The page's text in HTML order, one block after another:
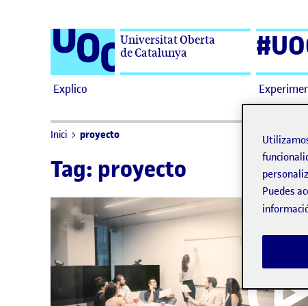
Universitat Oberta
de Catalunya
Explico
Inici proyecto
Tag: proyecto
Puedes